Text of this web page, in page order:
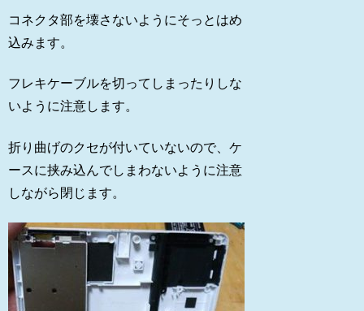
コネクタ部を壊さないようにそっとはめ
込みます。
フレキケーブルを切ってしまったりしな
いように注意します。
折り曲げのクセが付いていないので、ケ
ースに挟み込んでしまわないように注意
しながら閉じます。